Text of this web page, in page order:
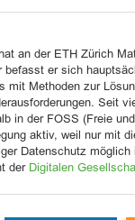
an der ETH Zürich
befasst er sich
mit Methoden zur
Seit
in der FOSS (Freie
aktiv, weil nur mit
Datenschutz
der Digitalen